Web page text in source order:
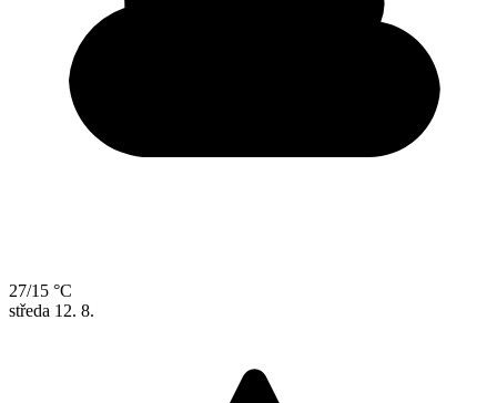
27/15 °C
středa 12. 8.